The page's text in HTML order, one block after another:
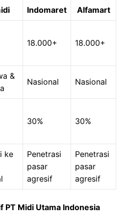
Indomaret Alfamart
18.000+ 18.000+
&
Nasional Nasional
30% 30%
ke
Penetrasi
pasar
agresif
Penetrasi
pasar
agresif
PT Midi Utama Indonesia